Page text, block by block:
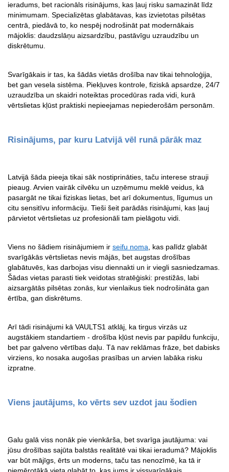
ieradums, bet racionāls risinājums, kas ļauj risku samazināt līdz
minimumam. Specializētas glabātavas, kas izvietotas pilsētas
centrā, piedāvā to, ko nespēj nodrošināt pat modernākais
mājoklis: daudzslāņu aizsardzību, pastāvīgu uzraudzību un
diskrētumu.
Svarīgākais ir tas, ka šādās vietās drošība nav tikai tehnoloģija,
bet gan vesela sistēma. Piekļuves kontrole, fiziskā apsardze, 24/7
uzraudzība un skaidri noteiktas procedūras rada vidi, kurā
vērtslietas kļūst praktiski nepieejamas nepiederošām personām.
Risinājums, par kuru Latvijā vēl runā pārāk maz
Latvijā šāda pieeja tikai sāk nostiprināties, taču interese strauji
pieaug. Arvien vairāk cilvēku un uzņēmumu meklē veidus, kā
pasargāt ne tikai fiziskas lietas, bet arī dokumentus, līgumus un
citu sensitīvu informāciju. Tieši šeit parādās risinājumi, kas ļauj
pārvietot vērtslietas uz profesionāli tam pielāgotu vidi.
Viens no šādiem risinājumiem ir seifu noma, kas palīdz glabāt
svarīgākās vērtslietas nevis mājās, bet augstas drošības
glabātuvēs, kas darbojas visu diennakti un ir viegli sasniedzamas.
Šādas vietas parasti tiek veidotas stratēģiski: prestižās, labi
aizsargātās pilsētas zonās, kur vienlaikus tiek nodrošināta gan
ērtība, gan diskrētums.
Arī tādi risinājumi kā VAULTS1 atklāj, ka tirgus virzās uz
augstākiem standartiem - drošība kļūst nevis par papildu funkciju,
bet par galveno vērtības daļu. Tā nav reklāmas frāze, bet dabisks
virziens, ko nosaka augošas prasības un arvien labāka risku
izpratne.
Viens jautājums, ko vērts sev uzdot jau šodien
Galu galā viss nonāk pie vienkārša, bet svarīga jautājuma: vai
jūsu drošības sajūta balstās realitātē vai tikai ieradumā? Mājoklis
var būt mājīgs, ērts un moderns, taču tas nenozīmē, ka tā ir